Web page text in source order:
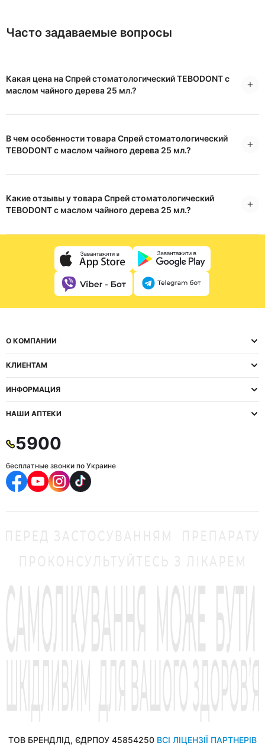
Часто задаваемые вопросы
Какая цена на Спрей стоматологический TEBODONT с
маслом чайного дерева 25 мл.?
В чем особенности товара Спрей стоматологический
TEBODONT с маслом чайного дерева 25 мл.?
Какие отзывы у товара Спрей стоматологический
TEBODONT с маслом чайного дерева 25 мл.?
О КОМПАНИИ
КЛИЕНТАМ
ИНФОРМАЦИЯ
НАШИ АПТЕКИ
5900
бесплатные звонки по Украине
ТОВ БРЕНДЛІД, ЄДРПОУ 45854250 ВСІ ЛІЦЕНЗІЇ ПАРТНЕРІВ